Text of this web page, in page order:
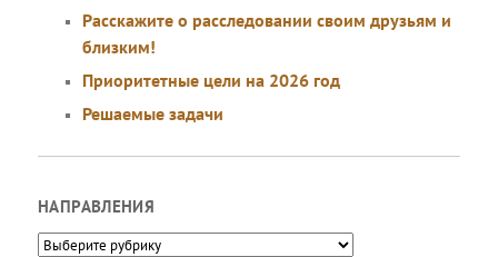
Расскажите о расследовании своим друзьям и
близким!
Приоритетные цели на 2026 год
Решаемые задачи
НАПРАВЛЕНИЯ
Направления